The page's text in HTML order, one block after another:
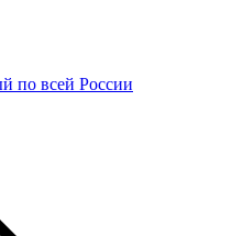
по всей России